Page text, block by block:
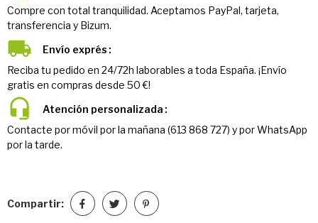
Compre con total tranquilidad. Aceptamos PayPal, tarjeta,
transferencia y Bizum.
Envío exprés
Reciba tu pedido en 24/72h laborables a toda España. ¡Envío
gratis en compras desde 50 €!
Atención personalizada
Contacte por móvil por la mañana (613 868 727) y por WhatsApp
por la tarde.
Compartir: